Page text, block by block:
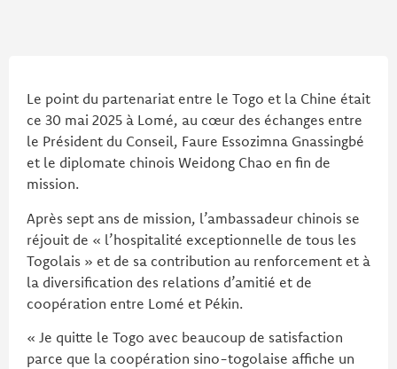
Le point du partenariat entre le Togo et la Chine était
ce 30 mai 2025 à Lomé, au cœur des échanges entre
le Président du Conseil, Faure Essozimna Gnassingbé
et le diplomate chinois Weidong Chao en fin de
mission.
Après sept ans de mission, l’ambassadeur chinois se
réjouit de « l’hospitalité exceptionnelle de tous les
Togolais » et de sa contribution au renforcement et à
la diversification des relations d’amitié et de
coopération entre Lomé et Pékin.
« Je quitte le Togo avec beaucoup de satisfaction
parce que la coopération sino-togolaise affiche un